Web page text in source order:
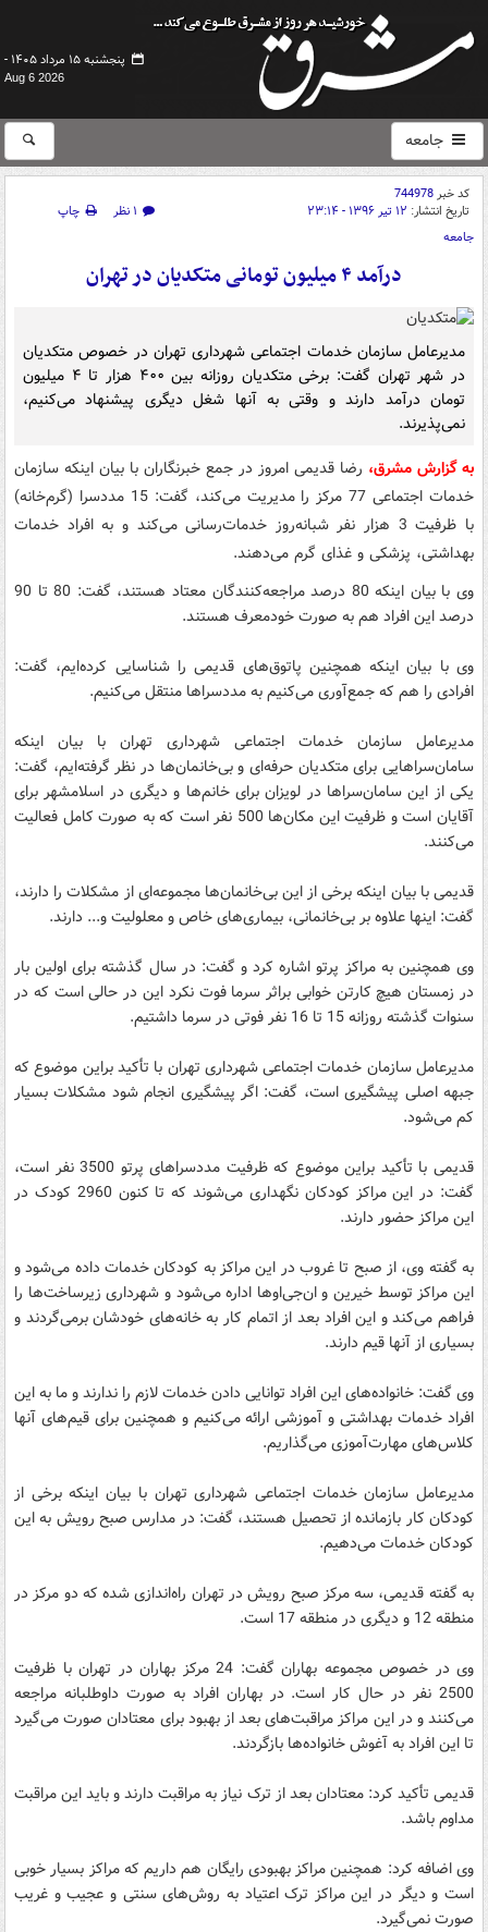
پنجشنبه ۱۵ مرداد ۱۴۰۵ -
Aug 6 2026
جامعه
کد خبر744978
تاریخ انتشار: ۱۲ تیر ۱۳۹۶ - ۲۳:۱۴ ۱ نظر
چاپ
جامعه
درآمد ۴ میلیون تومانی متکدیان در تهران
مدیرعامل سازمان خدمات اجتماعی شهرداری تهران در خصوص متکدیان
در شهر تهران گفت:‌ برخی متکدیان روزانه بین ۴۰۰ هزار تا ۴ میلیون
تومان درآمد دارند و وقتی به آنها شغل دیگری پیشنهاد می‌کنیم،
نمی‌پذیرند.
به گزارش مشرق، رضا قدیمی امروز در جمع خبرنگاران با بیان اینکه سازمان
خدمات اجتماعی 77 مرکز را مدیریت می‌کند، گفت: 15 مددسرا (گرم‌خانه)
با ظرفیت 3 هزار نفر شبانه‌روز خدمات‌رسانی می‌کند و به افراد خدمات
بهداشتی، پزشکی و غذای گرم می‌دهند.
وی با بیان اینکه 80 درصد مراجعه‌کنندگان معتاد هستند، گفت: 80 تا 90
درصد این افراد هم به صورت خودمعرف هستند.
وی با بیان اینکه همچنین پاتوق‌های قدیمی را شناسایی کرده‌ایم، گفت:
افرادی را هم که جمع‌آوری می‌کنیم به مددسراها منتقل می‌کنیم.
مدیرعامل سازمان خدمات اجتماعی شهرداری تهران با بیان اینکه
سامان‌سراهایی برای متکدیان حرفه‌ای و بی‌خانمان‌ها در نظر گرفته‌ایم، گفت:
یکی از این سامان‌سراها در لویزان برای خانم‌ها و دیگری در اسلامشهر برای
آقایان است و ظرفیت این مکان‌ها 500 نفر است که به صورت کامل فعالیت
می‌کنند.
قدیمی با بیان اینکه برخی از این بی‌خانمان‌ها مجموعه‌ای از مشکلات را دارند،
گفت: اینها علاوه بر بی‌خانمانی‌، بیماری‌های خاص و معلولیت و... دارند.
وی همچنین به مراکز پرتو اشاره کرد و گفت: در سال گذشته برای اولین بار
در زمستان هیچ کارتن خوابی براثر سرما فوت نکرد این در حالی است که در
سنوات گذشته روزانه 15 تا 16 نفر فوتی در سرما داشتیم.
مدیرعامل سازمان خدمات اجتماعی شهرداری تهران با تأکید براین موضوع که
جبهه اصلی پیشگیری است، گفت: اگر پیشگیری انجام شود مشکلات بسیار
کم می‌شود.
قدیمی با تأکید براین موضوع که ظرفیت مددسراهای پرتو 3500 نفر است،
گفت: در این مراکز کودکان نگهداری می‌شوند که تا کنون 2960 کودک در
این مراکز حضور دارند.
به گفته وی، از صبح تا غروب در این مراکز به کودکان خدمات داده می‌شود و
این مراکز توسط خیرین و ان‌جی‌اوها اداره می‌شود و شهرداری زیرساخت‌ها را
فراهم می‌کند و این افراد بعد از اتمام کار به خانه‌های خودشان برمی‌گردند و
بسیاری از آنها قیم دارند.
وی گفت: خانواده‌های این افراد توانایی دادن خدمات لازم را ندارند و ما به این
افراد خدمات بهداشتی و آموزشی ارائه می‌کنیم و همچنین برای قیم‌های آنها
کلاس‌های مهارت‌آموزی می‌گذاریم.
مدیرعامل سازمان خدمات اجتماعی شهرداری تهران با بیان اینکه برخی از
کودکان کار بازمانده از تحصیل هستند، گفت: در مدارس صبح رویش به این
کودکان خدمات می‌دهیم.
به گفته قدیمی، سه مرکز صبح رویش در تهران راه‌اندازی شده که دو مرکز در
منطقه 12 و دیگری در منطقه 17 است.
وی در خصوص مجموعه بهاران گفت: 24 مرکز بهاران در تهران با ظرفیت
2500 نفر در حال کار است. در بهاران افراد به صورت داوطلبانه مراجعه
می‌کنند و در این مراکز مراقبت‌های بعد از بهبود برای معتادان صورت می‌گیرد
تا این افراد به آغوش خانواده‌ها بازگردند.
قدیمی تأکید کرد: معتادان بعد از ترک نیاز به مراقبت دارند و باید این مراقبت
مداوم باشد.
وی اضافه کرد: همچنین مراکز بهبودی رایگان هم داریم که مراکز بسیار خوبی
است و دیگر در این مراکز ترک اعتیاد به روش‌های سنتی و عجیب و غریب
صورت نمی‌گیرد.